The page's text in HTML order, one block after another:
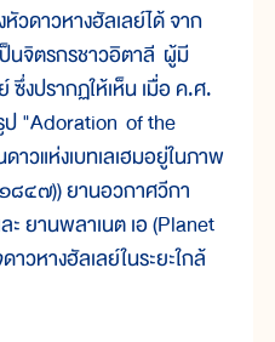
วดาวหางฮัลเลย์ได้ จาก
ป็นจิตรกรชาวอิตาลี ผู้มี
ซึ่งปรากฏให้เห็น เมื่อ ค.ศ.
"Adoration of the
าวแห่งเบทเลเฮมอยู่ในภาพ
๔๗)) ยานอวกาศวีกา
ะ ยานพลาเนต เอ (Planet
วหางฮัลเลย์ในระยะใกล้